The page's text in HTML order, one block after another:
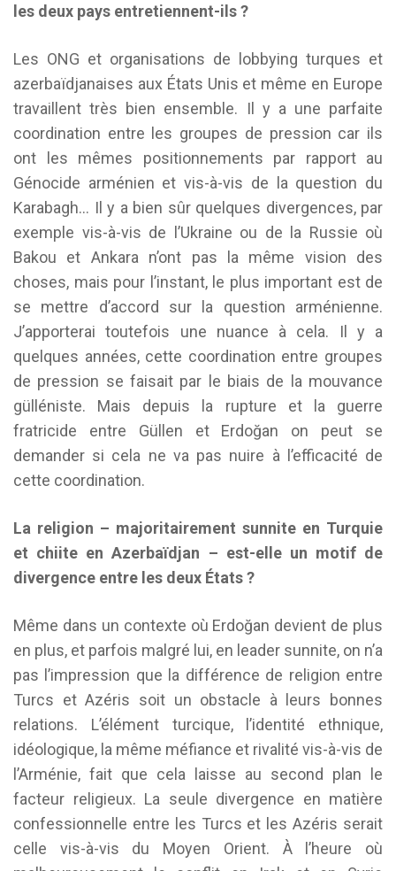
les deux pays entretiennent-ils ?
Les ONG et organisations de lobbying turques et
azerbaïdjanaises aux États Unis et même en Europe
travaillent très bien ensemble. Il y a une parfaite
coordination entre les groupes de pression car ils
ont les mêmes positionnements par rapport au
Génocide arménien et vis-à-vis de la question du
Karabagh… Il y a bien sûr quelques divergences, par
exemple vis-à-vis de l’Ukraine ou de la Russie où
Bakou et Ankara n’ont pas la même vision des
choses, mais pour l’instant, le plus important est de
se mettre d’accord sur la question arménienne.
J’apporterai toutefois une nuance à cela. Il y a
quelques années, cette coordination entre groupes
de pression se faisait par le biais de la mouvance
gülléniste. Mais depuis la rupture et la guerre
fratricide entre Güllen et Erdoğan on peut se
demander si cela ne va pas nuire à l’efficacité de
cette coordination.
La religion – majoritairement sunnite en Turquie
et chiite en Azerbaïdjan – est-elle un motif de
divergence entre les deux États ?
Même dans un contexte où Erdoğan devient de plus
en plus, et parfois malgré lui, en leader sunnite, on n’a
pas l’impression que la différence de religion entre
Turcs et Azéris soit un obstacle à leurs bonnes
relations. L’élément turcique, l’identité ethnique,
idéologique, la même méfiance et rivalité vis-à-vis de
l’Arménie, fait que cela laisse au second plan le
facteur religieux. La seule divergence en matière
confessionnelle entre les Turcs et les Azéris serait
celle vis-à-vis du Moyen Orient. À l’heure où